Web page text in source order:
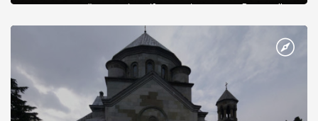
диктувати свої умови візантійському імператору Василю ІІ, та
Херсонесі Володимир-язичник, став Василем-християнином.
А потім було Хрещення Русі. На честь Херсонесу Таврійського